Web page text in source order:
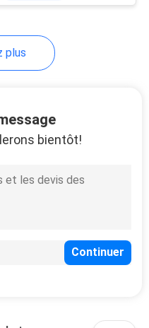
plus
bientôt!